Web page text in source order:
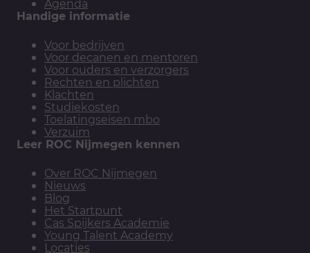
Agenda
Handige informatie
Voor bedrijven
Voor decanen en mentoren
Voor ouders en verzorgers
Rechten en plichten
Klachten
Studiekosten
Toelatingseisen mbo
Verzuim
Leer ROC Nijmegen kennen
Over ROC Nijmegen
Nieuws
Blog
Het Startpunt
Cas Spijkers Academie
Young Talent Academy
Locaties